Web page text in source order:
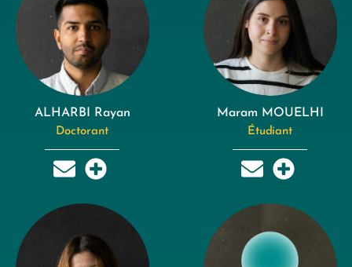
ALHARBI Rayan
Doctorant
Maram MOUELHI
Étudiant